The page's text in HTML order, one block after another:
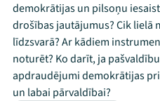
demokrātijas un pilsoņu
drošības jautājumus? Cik lielā
līdzsvarā? Ar kādiem
noturēt? Ko darīt, ja
apdraudējumi demokrātijas
un labai pārvaldībai?